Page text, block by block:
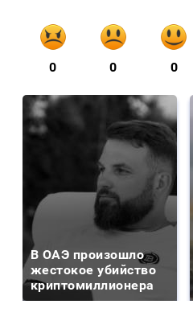
0 0 0
В ОАЭ произошло
жестокое убийство
криптомиллионера